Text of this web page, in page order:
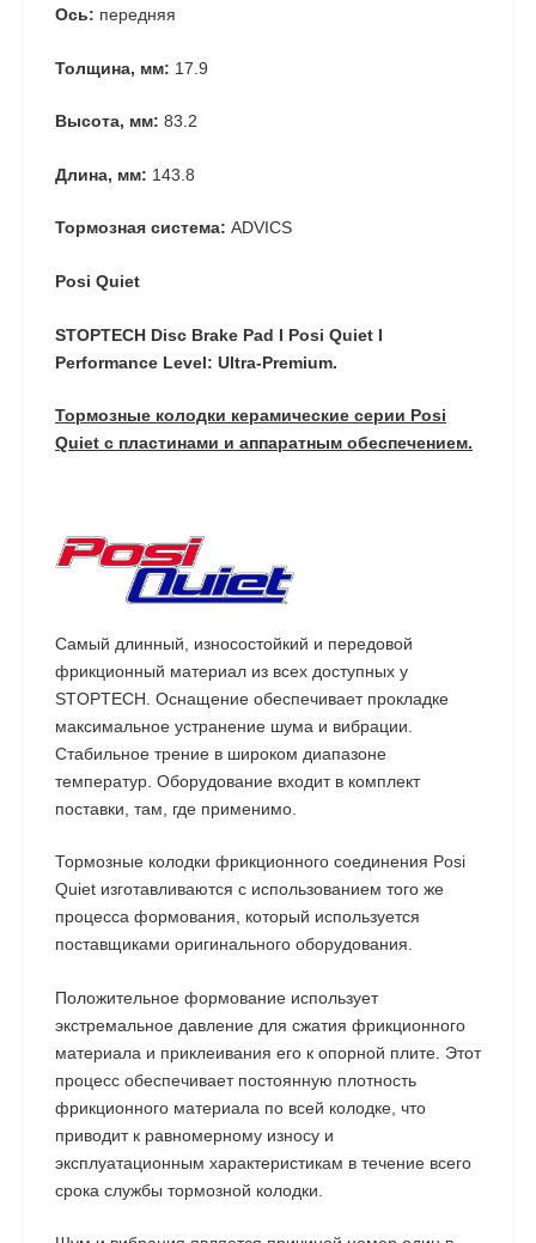
Ось: передняя
Толщина, мм: 17.9
Высота, мм: 83.2
Длина, мм: 143.8
Тормозная система: ADVICS
Posi Quiet
STOPTECH Disc Brake Pad I Posi Quiet I
Performance Level: Ultra-Premium.
Тормозные колодки керамические серии Posi
Quiet с пластинами и аппаратным обеспечением.
Самый длинный, износостойкий и передовой
фрикционный материал из всех доступных у
STOPTECH. Оснащение обеспечивает прокладке
максимальное устранение шума и вибрации.
Стабильное трение в широком диапазоне
температур. Оборудование входит в комплект
поставки, там, где применимо.
Тормозные колодки фрикционного соединения Posi
Quiet изготавливаются с использованием того же
процесса формования, который используется
поставщиками оригинального оборудования.
Положительное формование использует
экстремальное давление для сжатия фрикционного
материала и приклеивания его к опорной плите. Этот
процесс обеспечивает постоянную плотность
фрикционного материала по всей колодке, что
приводит к равномерному износу и
эксплуатационным характеристикам в течение всего
срока службы тормозной колодки.